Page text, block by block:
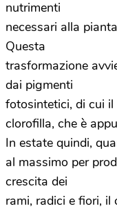
nutrimenti
necessari alla
Questa
trasformazione
dai pigmenti
fotosintetici, di cui
clorofilla, che è
In estate quindi,
al massimo per
crescita dei
rami, radici e fiori, il